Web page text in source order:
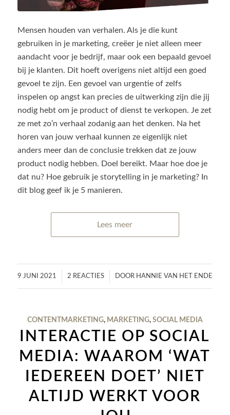
Mensen houden van verhalen. Als je die kunt
gebruiken in je marketing, creëer je niet alleen meer
aandacht voor je bedrijf, maar ook een bepaald gevoel
bij je klanten. Dit hoeft overigens niet altijd een goed
gevoel te zijn. Een gevoel van urgentie of zelfs
inspelen op angst kan precies de uitwerking zijn die jij
nodig hebt om je product of dienst te verkopen. Je zet
ze met zo’n verhaal zodanig aan het denken. Na het
horen van jouw verhaal kunnen ze eigenlijk niet
anders meer dan de conclusie trekken dat ze jouw
product nodig hebben. Doel bereikt. Maar hoe doe je
dat nu? Hoe gebruik je storytelling in je marketing? In
dit blog geef ik je 5 manieren.
Lees meer
9 JUNI 2021
/ 2 REACTIES
/ DOOR HANNIE VAN HET ENDE
CONTENTMARKETING, MARKETING, SOCIAL MEDIA
INTERACTIE OP SOCIAL
MEDIA: WAAROM ‘WAT
IEDEREEN DOET’ NIET
ALTIJD WERKT VOOR